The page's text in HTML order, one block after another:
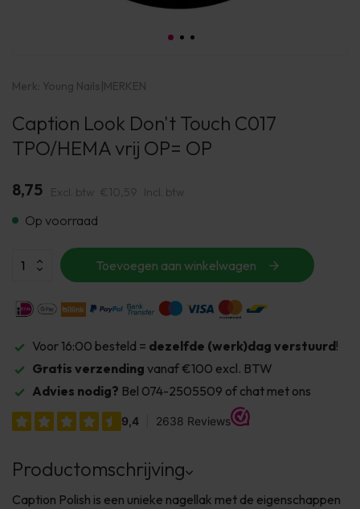
Merk: Young Nails|MERKEN
Caption Look Don't Touch C017
TPO/HEMA vrij OP= OP
8,75 Excl. btw €10,59 Incl. btw
Op voorraad
Toevoegen aan winkelwagen
Voor 16:00 besteld = dezelfde (werk)dag verstuurd!
Gratis verzending vanaf €100 excl. BTW
Advies nodig? Bel 074-2505509 of chat met ons
Productomschrijving
Caption Polish is een unieke nagellak met de eigenschappen